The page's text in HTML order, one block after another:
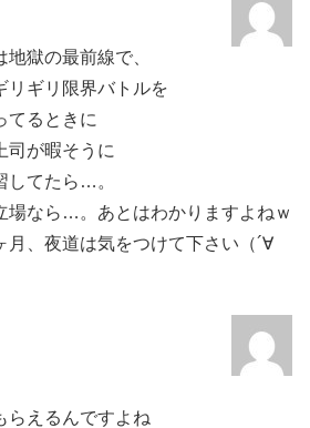
獄の最前線で、
リギリ限界バトルを
てるときに
司が暇そうに
してたら…。
場なら…。あとはわかりますよねｗ
月、夜道は気をつけて下さい（´∀
らえるんですよね